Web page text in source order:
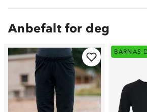
Anbefalt for deg
BARNAS